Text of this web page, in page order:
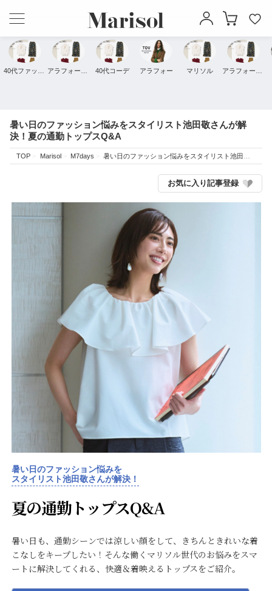
40代コーデ アラフォー マリソル
暑い日のファッション悩みをスタイリスト池田敬さんが解
決！夏の通勤トップスQ&A
TOP Marisol M7days 暑い日のファッション悩みをスタイリスト池田敬さんが解決！夏の通勤トップスQ&A
お気に入り記事登録
暑い日のファッション悩みを
スタイリスト池田敬さんが解決！
夏の通勤トップスQ&A
暑い日も、通勤シーンでは涼しい顔をして、きちんときれいな着
こなしをキープしたい！そんな働くマリソル世代のお悩みをスマ
ートに解決してくれる、快適＆着映えるトップスをご紹介。